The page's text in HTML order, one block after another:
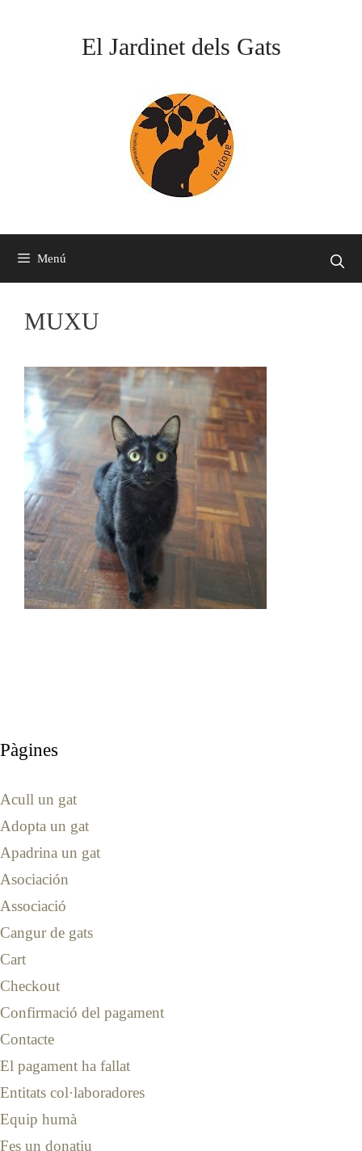
El Jardinet dels Gats
Menú
MUXU
Pàgines
Acull un gat
Adopta un gat
Apadrina un gat
Asociación
Associació
Cangur de gats
Cart
Checkout
Confirmació del pagament
Contacte
El pagament ha fallat
Entitats col·laboradores
Equip humà
Fes un donatiu